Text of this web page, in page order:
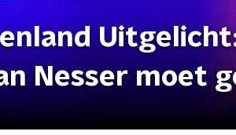
Nesser moet